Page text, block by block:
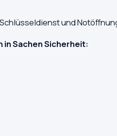
und
in Sachen Sicherheit: